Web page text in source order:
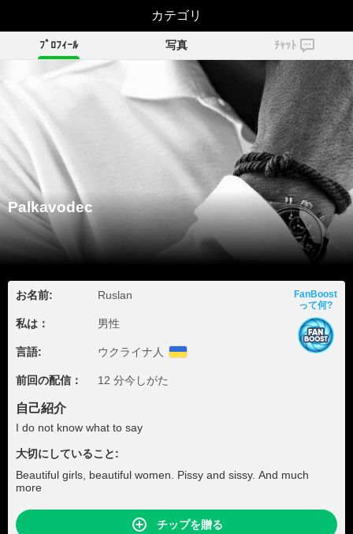
Palkavodec
ﾌﾟﾛﾌｨｰﾙ 写真 ﾁｬｯﾄ
Palkavodec
お名前: Ruslan
私は： 男性
言語: ウクライナ人
前回の配信： 12 分今しがた
FanBoost
って何?
自己紹介
I do not know what to say
大切にしていること:
Beautiful girls, beautiful women. Pissy and sissy. And much
more
チップを贈る
カテゴリ